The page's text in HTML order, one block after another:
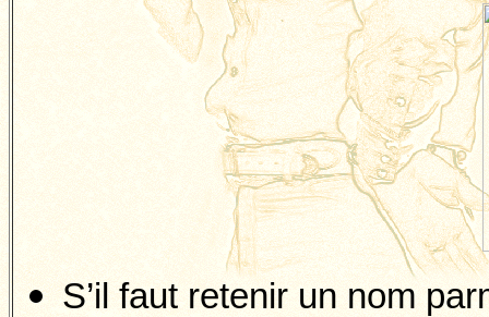
S’il faut retenir un nom